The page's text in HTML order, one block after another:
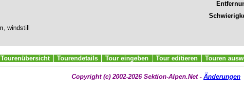
windstill
Tourenübersicht Tourendetails Tour eingeben Tour editieren Touren
Copyright (c) 2002-2026 Sektion-Alpen.Net - Änderungen